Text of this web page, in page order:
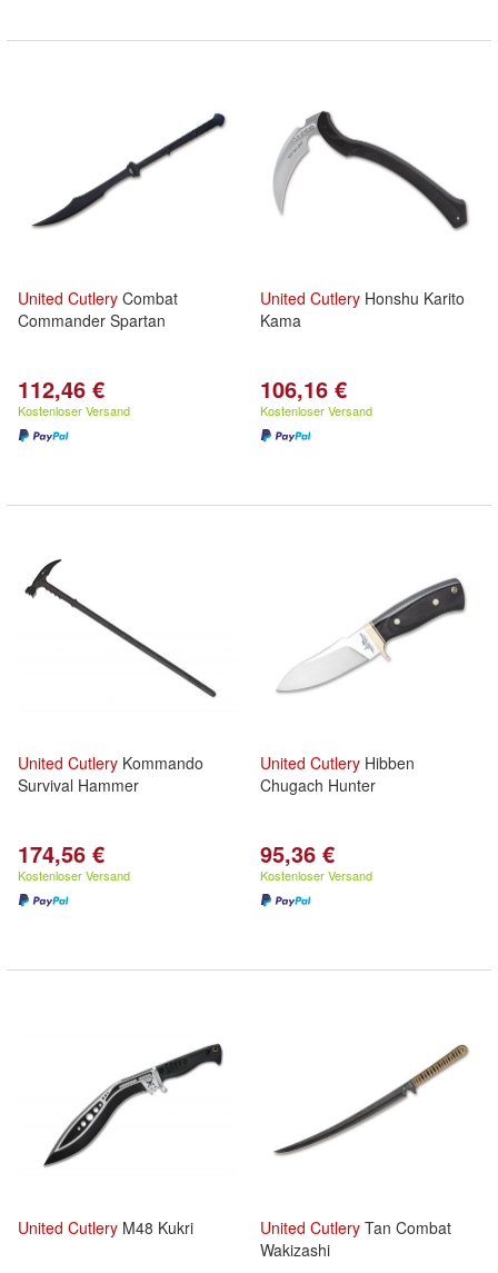
United Cutlery Combat
Commander Spartan
112,46 €
Kostenloser Versand
United Cutlery Honshu Karito
Kama
106,16 €
Kostenloser Versand
United Cutlery Kommando
Survival Hammer
174,56 €
Kostenloser Versand
United Cutlery Hibben
Chugach Hunter
95,36 €
Kostenloser Versand
United Cutlery M48 Kukri United Cutlery Tan Combat
Wakizashi